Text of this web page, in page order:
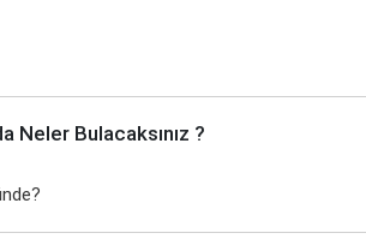
Neler Bulacaksınız ?